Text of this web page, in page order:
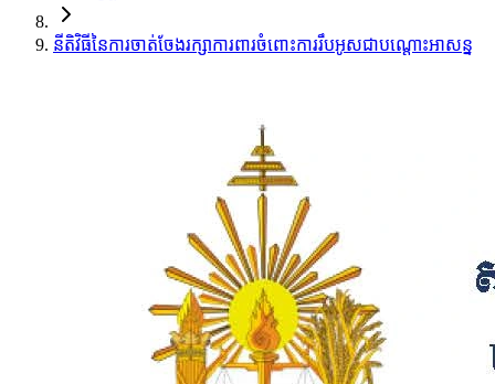
នីតិវិធីនៃការចាត់ចែងរក្សាការពារចំពោះការរឹបអូសជាបណ្តោះអាសន្ន